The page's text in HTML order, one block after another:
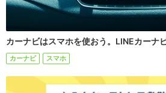
カーナビはスマホを使おう。LINEカーナ
カーナビ スマホ